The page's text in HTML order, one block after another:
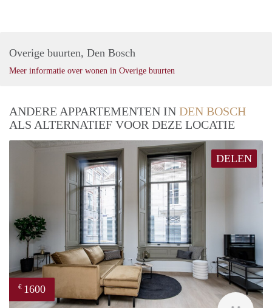
Overige buurten, Den Bosch
Meer informatie over wonen in Overige buurten
ANDERE APPARTEMENTEN IN DEN BOSCH
ALS ALTERNATIEF VOOR DEZE LOCATIE
DELEN
€ 1600
Next